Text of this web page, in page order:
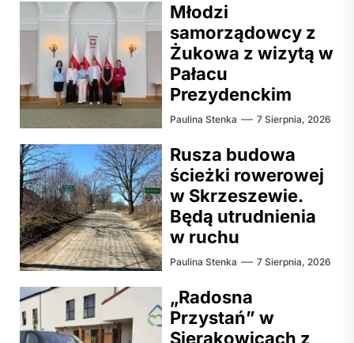
Młodzi
samorządowcy z
Żukowa z wizytą w
Pałacu
Prezydenckim
Paulina Stenka 7 Sierpnia, 2026
Rusza budowa
ścieżki rowerowej
w Skrzeszewie.
Będą utrudnienia
w ruchu
Paulina Stenka 7 Sierpnia, 2026
„Radosna
Przystań” w
Sierakowicach z